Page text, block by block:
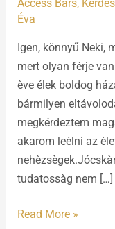
Access Bars,
Éva
Igen, könnyű Neki,
mert olyan férje
ève élek boldog
bármilyen
megkérdeztem
akarom leèlni az
tudatossàg nem […]
Read More »